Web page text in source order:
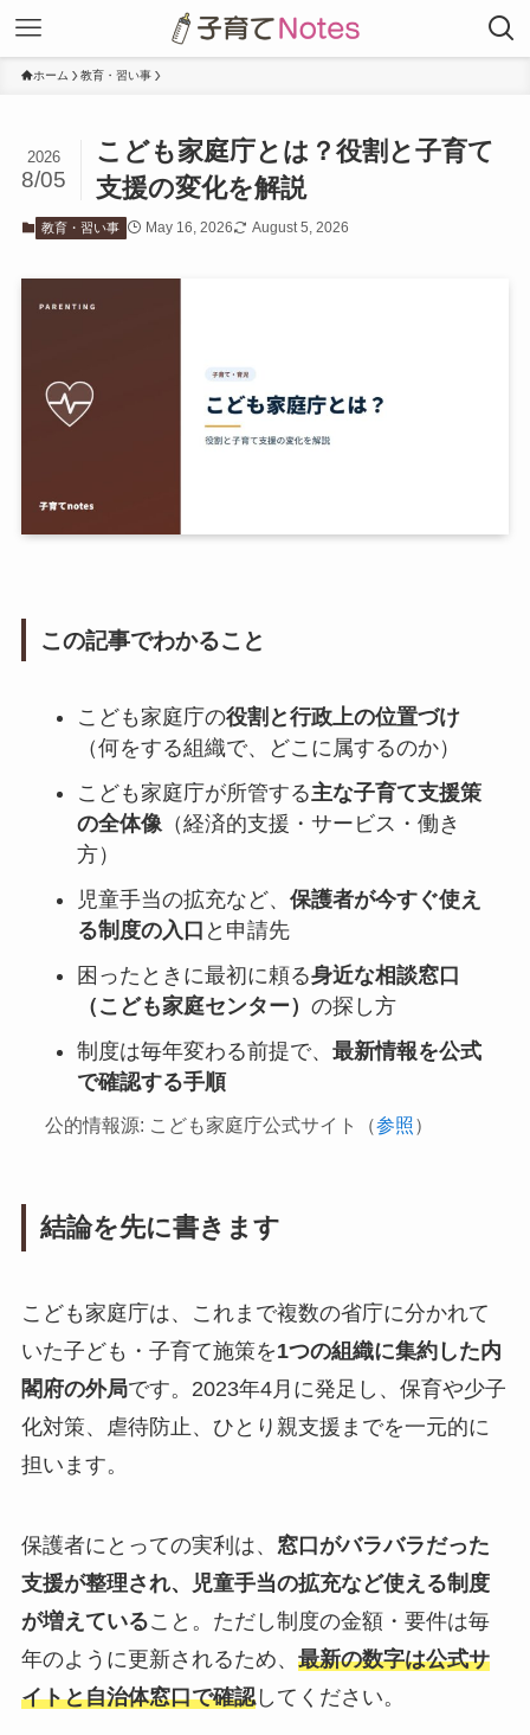
ホーム 教育・習い事
こども家庭庁とは？役割と子育て
支援の変化を解説
2026
8/05
教育・習い事 May 16, 2026 August 5, 2026
この記事でわかること
こども家庭庁の役割と行政上の位置づけ
（何をする組織で、どこに属するのか）
こども家庭庁が所管する主な子育て支援策
の全体像（経済的支援・サービス・働き
方）
児童手当の拡充など、 保護者が今すぐ使え
る制度の入口 と申請先
困ったときに最初に頼る身近な相談窓口
（こども家庭センター） の探し方
制度は毎年変わる前提で、 最新情報を公式
で確認する手順
公的情報源: こども家庭庁公式サイト（参照）
結論を先に書きます
こども家庭庁は、これまで複数の省庁に分かれて
いた子ども・子育て施策を1つの組織に集約した内
閣府の外局です。2023年4月に発足し、保育や少子
化対策、虐待防止、ひとり親支援までを一元的に
担います。
保護者にとっての実利は、 窓口がバラバラだった
支援が整理され、児童手当の拡充など使える制度
が増えていること。ただし制度の金額・要件は毎
年のように更新されるため、 最新の数字は公式サ
イトと自治体窓口で確認してください。